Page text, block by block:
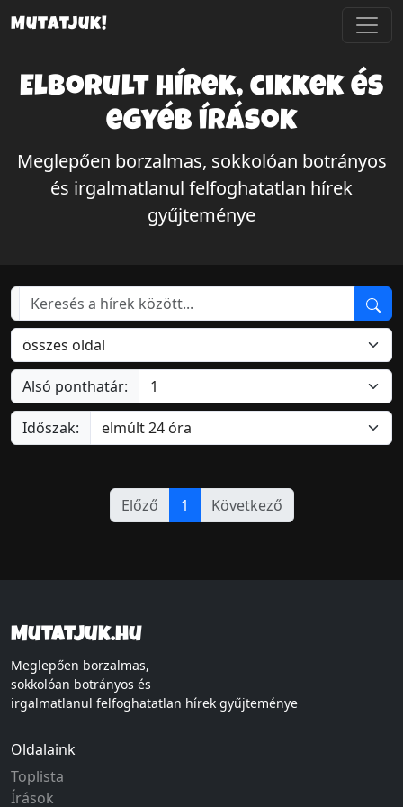
Mutatjuk!
Elborult hírek, cikkek és
egyéb írások
Meglepően borzalmas, sokkolóan botrányos
és irgalmatlanul felfoghatatlan hírek
gyűjteménye
Alsó ponthatár:
Időszak:
Előző 1 Következő
Mutatjuk.hu
Meglepően borzalmas,
sokkolóan botrányos és
irgalmatlanul felfoghatatlan hírek gyűjteménye
Oldalaink
Toplista
Írások